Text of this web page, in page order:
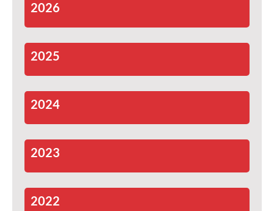
2026
2025
2024
2023
2022